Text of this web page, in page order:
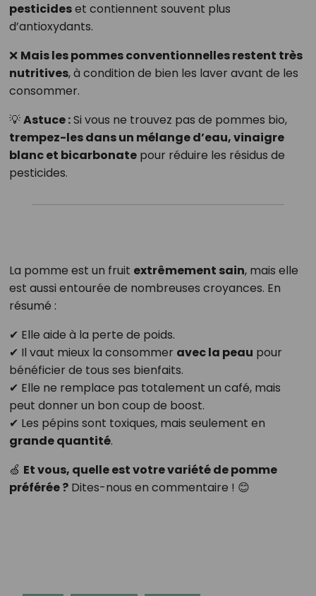
pesticideset contiennent souvent plus
d’antioxydants.
❌ Mais les pommes conventionnelles restent très
nutritives, à condition de bien les laver avant de les
consommer.
💡Astuce :Si vous ne trouvez pas de pommes bio,
trempez-les dans un mélange d’eau, vinaigre
blanc et bicarbonatepour réduire les résidus de
pesticides.
La pomme est un fruit extrêmement sain, mais elle
est aussi entourée de nombreuses croyances. En
résumé :
✔ Elle aide à la perte de poids.
✔ Il vaut mieux la consommer avec la peau pour
bénéficier de tous ses bienfaits.
✔ Elle ne remplace pas totalement un café, mais
peut donner un bon coup de boost.
✔ Les pépins sont toxiques, mais seulement en
grande quantité.
🍏 Et vous, quelle est votre variété de pomme
préférée ?Dites-nous en commentaire ! 😊